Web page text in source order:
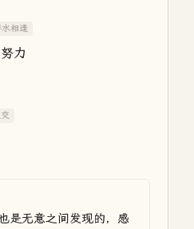
水相逢
力
是无意之间发现的，感